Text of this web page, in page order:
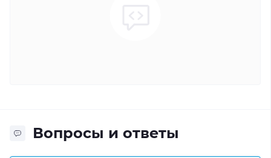
Вопросы и ответы